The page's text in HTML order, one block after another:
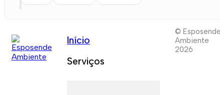
Início
Serviços
© Esposende
Ambiente
2026